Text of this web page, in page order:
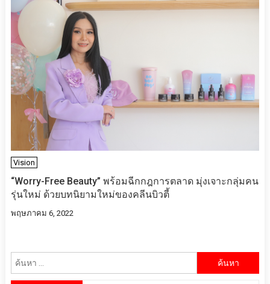
Vision
“Worry-Free Beauty” พร้อมฉีกกฎการตลาด มุ่งเจาะกลุ่มคน
รุ่นใหม่ ด้วยบทนิยามใหม่ของคลีนบิวตี้
พฤษภาคม 6, 2022
สำหรับ: